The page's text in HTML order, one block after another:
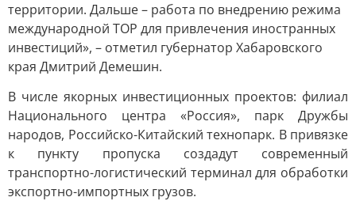
территории. Дальше – работа по внедрению режима
международной ТОР для привлечения иностранных
инвестиций», – отметил губернатор Хабаровского
края Дмитрий Демешин.
В числе якорных инвестиционных проектов: филиал
Национального центра «Россия», парк Дружбы
народов, Российско-Китайский технопарк. В привязке
к пункту пропуска создадут современный
транспортно-логистический терминал для обработки
экспортно-импортных грузов.